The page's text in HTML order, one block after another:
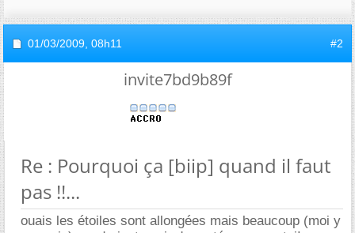
01/03/2009, 08h11 #2
invite7bd9b89f
Re : Pourquoi ça [biip] quand il faut
pas !!...
ouais les étoiles sont allongées mais beaucoup (moi y